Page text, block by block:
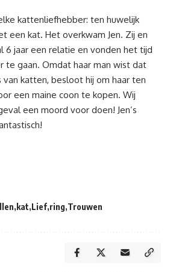
kattenliefhebber: ten huwelijk
een kat. Het overkwam Jen. Zij en
6 jaar een relatie en vonden het tijd
te gaan. Omdat haar man wist dat
van katten, besloot hij om haar ten
een maine coon te kopen. Wij
een moord voor doen! Jen’s
kat Lief ring Trouwen